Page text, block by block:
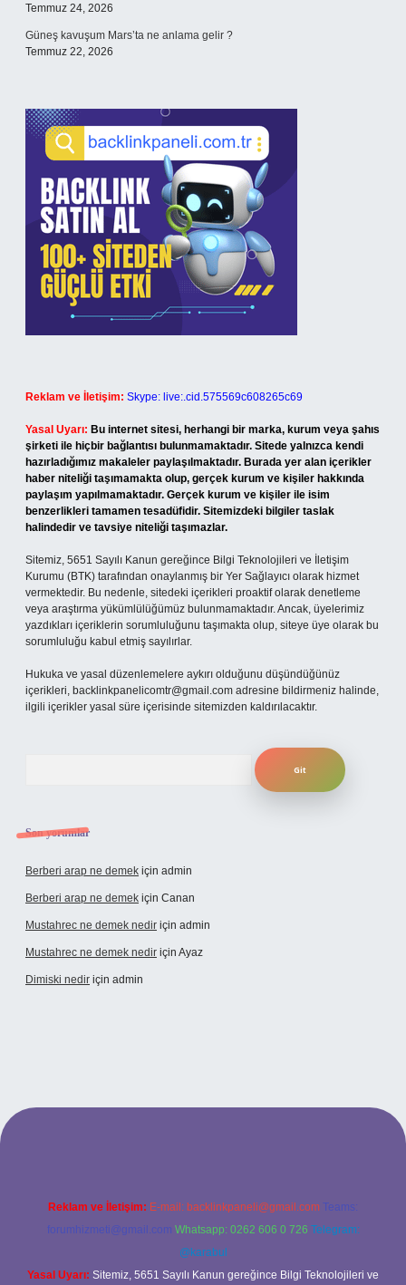
Temmuz 24, 2026
Güneş kavuşum Mars’ta ne anlama gelir ?
Temmuz 22, 2026
Reklam ve İletişim: Skype: live:.cid.575569c608265c69
Yasal Uyarı: Bu internet sitesi, herhangi bir marka, kurum veya şahıs
şirketi ile hiçbir bağlantısı bulunmamaktadır. Sitede yalnızca kendi
hazırladığımız makaleler paylaşılmaktadır. Burada yer alan içerikler
haber niteliği taşımamakta olup, gerçek kurum ve kişiler hakkında
paylaşım yapılmamaktadır. Gerçek kurum ve kişiler ile isim
benzerlikleri tamamen tesadüfidir. Sitemizdeki bilgiler taslak
halindedir ve tavsiye niteliği taşımazlar.
Sitemiz, 5651 Sayılı Kanun gereğince Bilgi Teknolojileri ve İletişim
Kurumu (BTK) tarafından onaylanmış bir Yer Sağlayıcı olarak hizmet
vermektedir. Bu nedenle, sitedeki içerikleri proaktif olarak denetleme
veya araştırma yükümlülüğümüz bulunmamaktadır. Ancak, üyelerimiz
yazdıkları içeriklerin sorumluluğunu taşımakta olup, siteye üye olarak bu
sorumluluğu kabul etmiş sayılırlar.
Hukuka ve yasal düzenlemelere aykırı olduğunu düşündüğünüz
içerikleri, backlinkpanelicomtr@gmail.com adresine bildirmeniz halinde,
ilgili içerikler yasal süre içerisinde sitemizden kaldırılacaktır.
Son yorumlar
Berberi arap ne demek için admin
Berberi arap ne demek için Canan
Mustahrec ne demek nedir için admin
Mustahrec ne demek nedir için Ayaz
Dimiski nedir için admin
tulipbett.net/
Reklam ve İletişim: E-mail: backlinkpaneli@gmail.com Teams:
forumhizmeti@gmail.com Whatsapp: 0262 606 0 726 Telegram:
@karabul
Yasal Uyarı: Sitemiz, 5651 Sayılı Kanun gereğince Bilgi Teknolojileri ve